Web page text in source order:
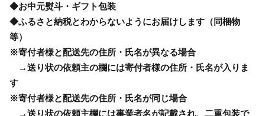
◆お中元熨斗・ギフト包装
◆ふるさと納税とわからないようにお届けします（同梱物
等）
※寄付者様と配送先の住所・氏名が異なる場合
→送り状の依頼主の欄には寄付者様の住所・氏名が入りま
す
※寄付者様と配送先の住所・氏名が同じ場合
→送り状の依頼主欄には事業者名が記載され、二重包装で